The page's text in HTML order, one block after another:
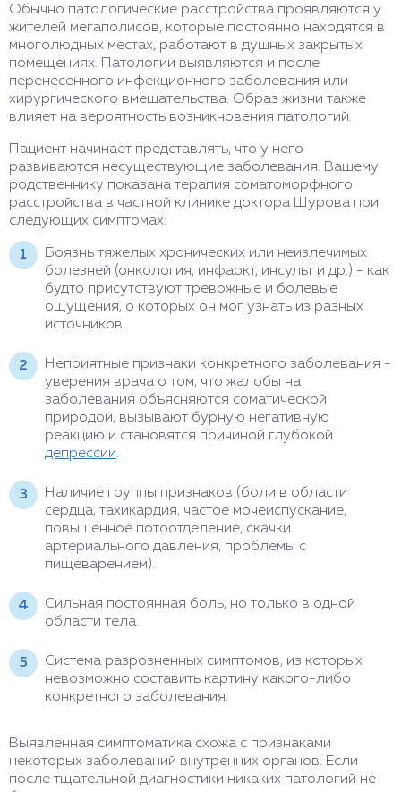
Обычно патологические расстройства проявляются у
жителей мегаполисов, которые постоянно находятся в
многолюдных местах, работают в душных закрытых
помещениях. Патологии выявляются и после
перенесенного инфекционного заболевания или
хирургического вмешательства. Образ жизни также
влияет на вероятность возникновения патологий.
Пациент начинает представлять, что у него
развиваются несуществующие заболевания. Вашему
родственнику показана терапия соматоморфного
расстройства в частной клинике доктора Шурова при
следующих симптомах:
Боязнь тяжелых хронических или неизлечимых
болезней (онкология, инфаркт, инсульт и др.) - как
будто присутствуют тревожные и болевые
ощущения, о которых он мог узнать из разных
источников.
Неприятные признаки конкретного заболевания -
уверения врача о том, что жалобы на
заболевания объясняются соматической
природой, вызывают бурную негативную
реакцию и становятся причиной глубокой
депрессии.
Наличие группы признаков (боли в области
сердца, тахикардия, частое мочеиспускание,
повышенное потоотделение, скачки
артериального давления, проблемы с
пищеварением).
Сильная постоянная боль, но только в одной
области тела.
Система разрозненных симптомов, из которых
невозможно составить картину какого-либо
конкретного заболевания.
Выявленная симптоматика схожа с признаками
некоторых заболеваний внутренних органов. Если
после тщательной диагностики никаких патологий не